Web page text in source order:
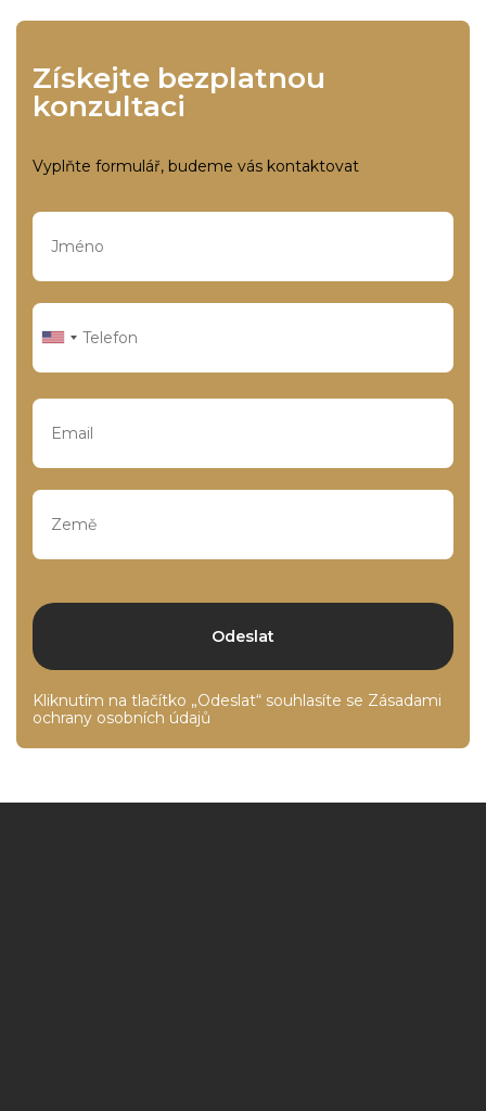
Získejte bezplatnou
konzultaci
Vyplňte formulář, budeme vás kontaktovat
Kliknutím na tlačítko „Odeslat“ souhlasíte se Zásadami
ochrany osobních údajů